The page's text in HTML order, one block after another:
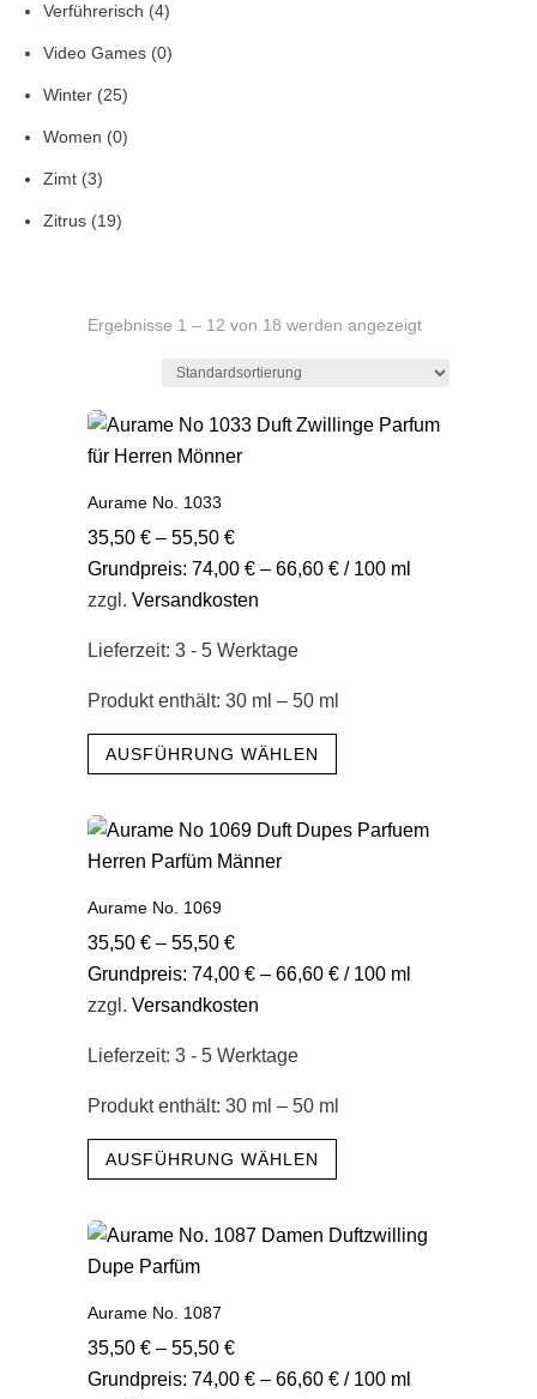
Verführerisch (4)
Video Games (0)
Winter (25)
Women (0)
Zimt (3)
Zitrus (19)
Ergebnisse 1 – 12 von 18 werden angezeigt
Aurame No. 1033
35,50€ –55,50€
Grundpreis:74,00€ –66,60€ / 100 ml
zzgl.Versandkosten
Lieferzeit:3 - 5 Werktage
Produkt enthält: 30 ml – 50 ml
AUSFÜHRUNG WÄHLEN
Dieses
mehrere
können
gewählt
werden
Aurame No. 1069
35,50€ –55,50€
Grundpreis:74,00€ –66,60€ / 100 ml
zzgl.Versandkosten
Lieferzeit:3 - 5 Werktage
Produkt enthält: 30 ml – 50 ml
AUSFÜHRUNG WÄHLEN
Dieses
mehrere
können
Aurame No. 1087
35,50€ –55,50€
Grundpreis:74,00€ –66,60€ / 100 ml